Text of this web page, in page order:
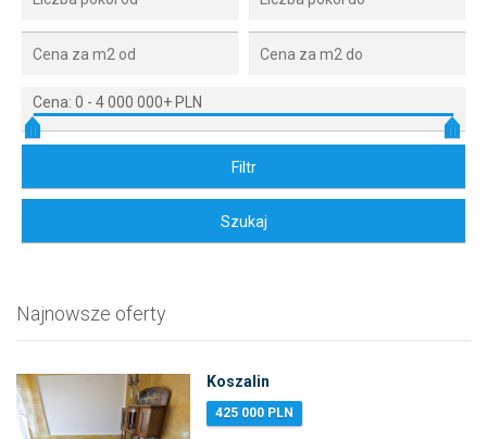
Cena: 0 - 4 000 000+ PLN
Najnowsze oferty
Koszalin
425 000 PLN